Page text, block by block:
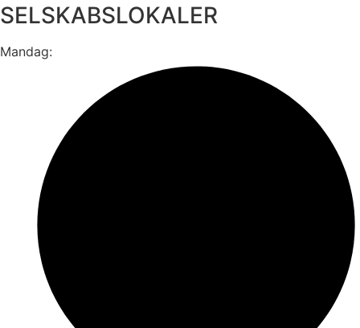
SELSKABSLOKALER
Mandag: